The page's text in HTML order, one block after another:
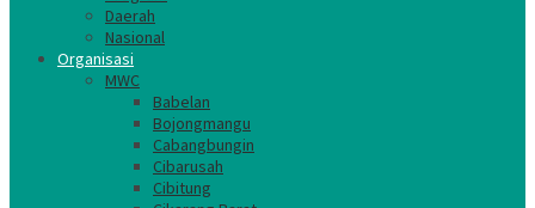
Daerah
Nasional
Organisasi
MWC
Babelan
Bojongmangu
Cabangbungin
Cibarusah
Cibitung